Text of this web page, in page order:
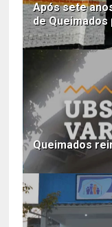
Após sete
de
Queimados